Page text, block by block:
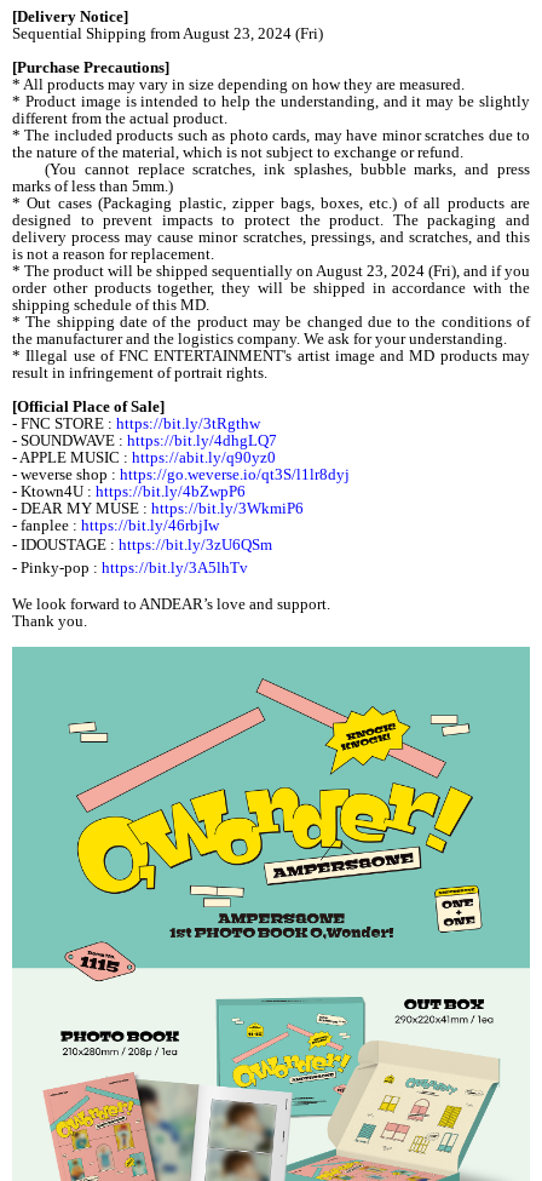
[Delivery Notice]
Sequential Shipping from August 23, 2024 (Fri)
[Purchase Precautions]
* All products may vary in size depending on how they are measured.
* Product image is intended to help the understanding, and it may be slightly
different from the actual product.
* The included products such as photo cards, may have minor scratches due to
the nature of the material, which is not subject to exchange or refund.
(You cannot replace scratches, ink splashes, bubble marks, and press
marks of less than 5mm.)
* Out cases (Packaging plastic, zipper bags, boxes, etc.) of all products are
designed to prevent impacts to protect the product. The packaging and
delivery process may cause minor scratches, pressings, and scratches, and this
is not a reason for replacement.
* The product will be shipped sequentially on August 23, 2024 (Fri), and if you
order other products together, they will be shipped in accordance with the
shipping schedule of this MD.
* The shipping date of the product may be changed due to the conditions of
the manufacturer and the logistics company. We ask for your understanding.
* Illegal use of FNC ENTERTAINMENT's artist image and MD products may
result in infringement of portrait rights.
[Official Place of Sale]
- FNC STORE : https://bit.ly/3tRgthw
- SOUNDWAVE : https://bit.ly/4dhgLQ7
- APPLE MUSIC : https://abit.ly/q90yz0
- weverse shop : https://go.weverse.io/qt3S/l1lr8dyj
- Ktown4U : https://bit.ly/4bZwpP6
- DEAR MY MUSE : https://bit.ly/3WkmiP6
- fanplee : https://bit.ly/46rbjIw
- IDOUSTAGE : https://bit.ly/3zU6QSm
- Pinky-pop : https://bit.ly/3A5lhTv
We look forward to ANDEAR’s love and support.
Thank you.